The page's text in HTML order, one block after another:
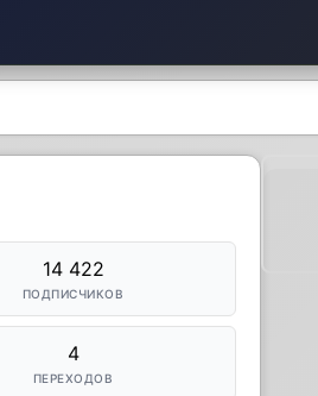
14 422
ПОДПИСЧИКОВ
4
ПЕРЕХОДОВ